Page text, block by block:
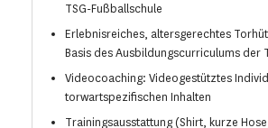
TSG-Fußballschule
Erlebnisreiches, altersgerechtes
Basis des Ausbildungscurriculums der
Videocoaching: Videogestütztes
torwartspezifischen Inhalten
Trainingsausstattung (Shirt, kurze